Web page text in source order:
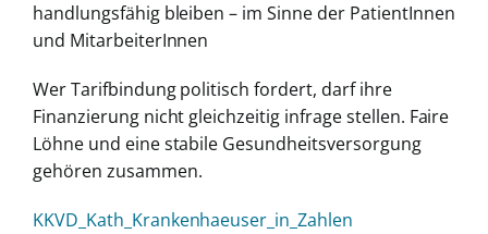
handlungsfähig bleiben – im Sinne der PatientInnen
und MitarbeiterInnen
Wer Tarifbindung politisch fordert, darf ihre
Finanzierung nicht gleichzeitig infrage stellen. Faire
Löhne und eine stabile Gesundheitsversorgung
gehören zusammen.
KKVD_Kath_Krankenhaeuser_in_Zahlen